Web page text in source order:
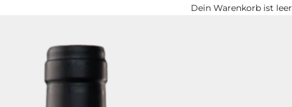
Dein Warenkorb ist leer